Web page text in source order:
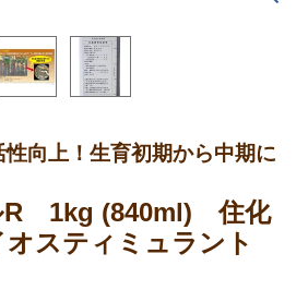
向上！生育初期から中期に
R 1kg (840ml) 住化
オスティミュラント